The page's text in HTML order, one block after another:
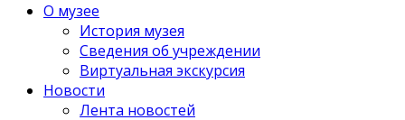
О музее
История музея
Сведения об учреждении
Виртуальная экскурсия
Новости
Лента новостей